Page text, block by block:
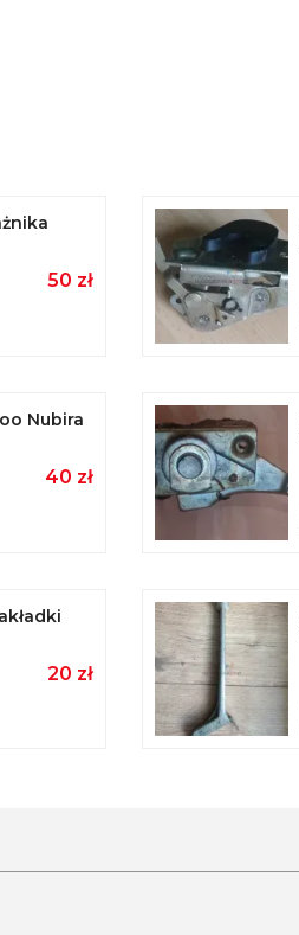
50 zł
Nubira
40 zł
20 zł